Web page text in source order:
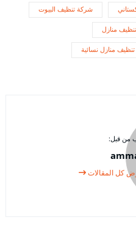
شركة تنظيف البيوت
منازل
منازل نسائية
من قبل:
كل المقالات